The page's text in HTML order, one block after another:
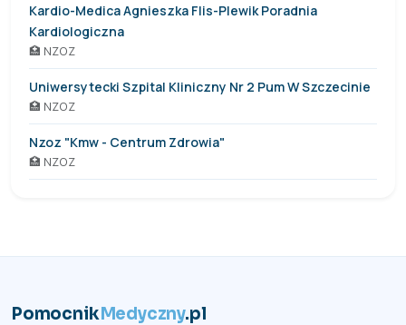
Kardio-Medica Agnieszka Flis-Plewik Poradnia
Kardiologiczna
🏥 NZOZ
Uniwersytecki Szpital Kliniczny Nr 2 Pum W Szczecinie
🏥 NZOZ
Nzoz "Kmw - Centrum Zdrowia"
🏥 NZOZ
PomocnikMedyczny.pl